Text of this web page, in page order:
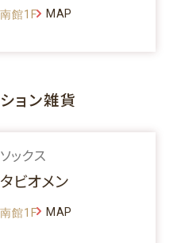
南館1F MAP
ョン雑貨
ソックス
タビオメン
南館1F MAP